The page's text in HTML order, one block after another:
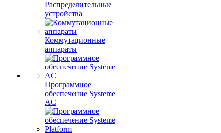
Распределительные
устройства
Коммутационные
аппараты
Программное
обеспечение Systeme
AC